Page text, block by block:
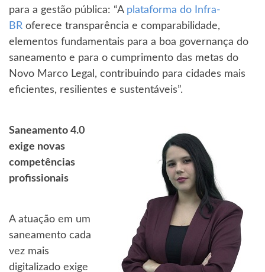
para a gestão pública: “A plataforma do Infra-
BR oferece transparência e comparabilidade,
elementos fundamentais para a boa governança do
saneamento e para o cumprimento das metas do
Novo Marco Legal, contribuindo para cidades mais
eficientes, resilientes e sustentáveis”.
Saneamento 4.0
exige novas
competências
profissionais
A atuação em um
saneamento cada
vez mais
digitalizado exige